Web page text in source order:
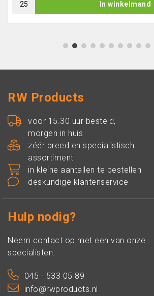
In winkelmand
1 2 3 4 5 6 7 8 9 10
RW Products
voor 15.30 uur besteld,
morgen in huis
zéér breed en specialistisch
assortiment
in kleine aantallen te bestellen
deskundige klantenservice
Hulp nodig?
Neem contact op met een van onze
specialisten.
045 - 533 05 89
info@rwproducts.nl